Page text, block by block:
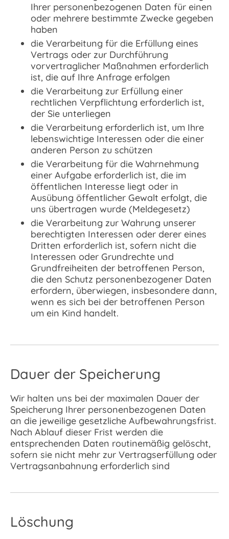
Ihrer personenbezogenen Daten für einen
oder mehrere bestimmte Zwecke gegeben
haben
die Verarbeitung für die Erfüllung eines
Vertrags oder zur Durchführung
vorvertraglicher Maßnahmen erforderlich
ist, die auf Ihre Anfrage erfolgen
die Verarbeitung zur Erfüllung einer
rechtlichen Verpflichtung erforderlich ist,
der Sie unterliegen
die Verarbeitung erforderlich ist, um Ihre
lebenswichtige Interessen oder die einer
anderen Person zu schützen
die Verarbeitung für die Wahrnehmung
einer Aufgabe erforderlich ist, die im
öffentlichen Interesse liegt oder in
Ausübung öffentlicher Gewalt erfolgt, die
uns übertragen wurde (Meldegesetz)
die Verarbeitung zur Wahrung unserer
berechtigten Interessen oder derer eines
Dritten erforderlich ist, sofern nicht die
Interessen oder Grundrechte und
Grundfreiheiten der betroffenen Person,
die den Schutz personenbezogener Daten
erfordern, überwiegen, insbesondere dann,
wenn es sich bei der betroffenen Person
um ein Kind handelt.
Dauer der Speicherung
Wir halten uns bei der maximalen Dauer der
Speicherung Ihrer personenbezogenen Daten
an die jeweilige gesetzliche Aufbewahrungsfrist.
Nach Ablauf dieser Frist werden die
entsprechenden Daten routinemäßig gelöscht,
sofern sie nicht mehr zur Vertragserfüllung oder
Vertragsanbahnung erforderlich sind
Löschung